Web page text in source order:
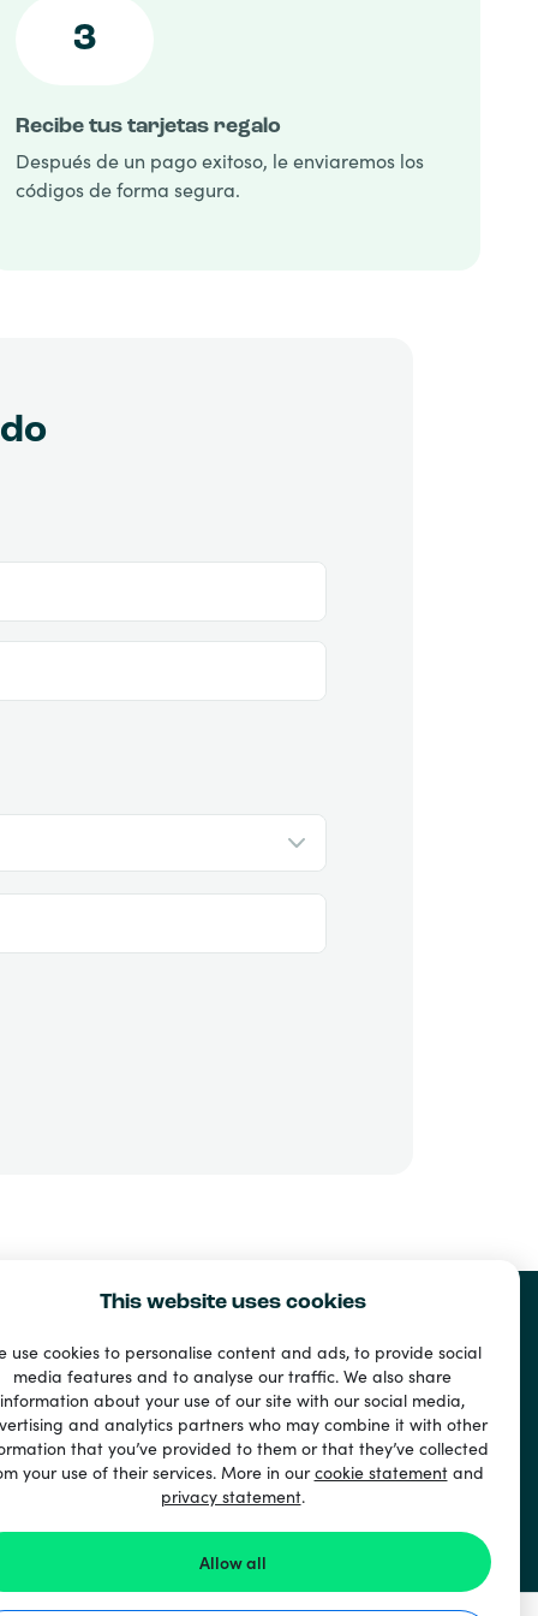
This website uses cookies
use cookies to personalise content and ads, to provide social
media features and to analyse our traffic. We also share
information about your use of our site with our social media,
and analytics partners who may combine it with other
that you’ve provided to them or that they’ve collected
your use of their services. More in ourcookie statementand
privacy statement.
Allow all
3
Recibe tus tarjetas regalo
Después de un pago exitoso, le enviaremos los
códigos de forma segura.